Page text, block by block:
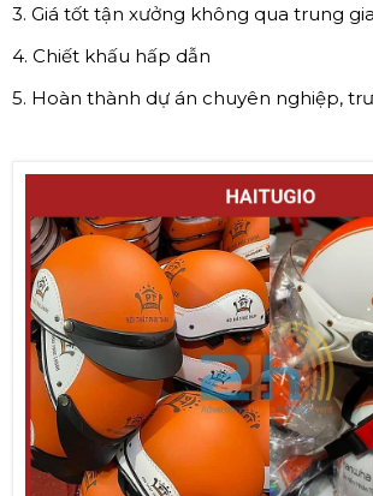
3. Giá tốt tận xưởng không qua trung
4. Chiết khấu hấp dẫn
5. Hoàn thành dự án chuyên nghiệp,